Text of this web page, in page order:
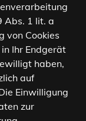
Abs. 1 lit. a
von Cookies
Ihr Endgerät
haben,
auf
Einwilligung
zur